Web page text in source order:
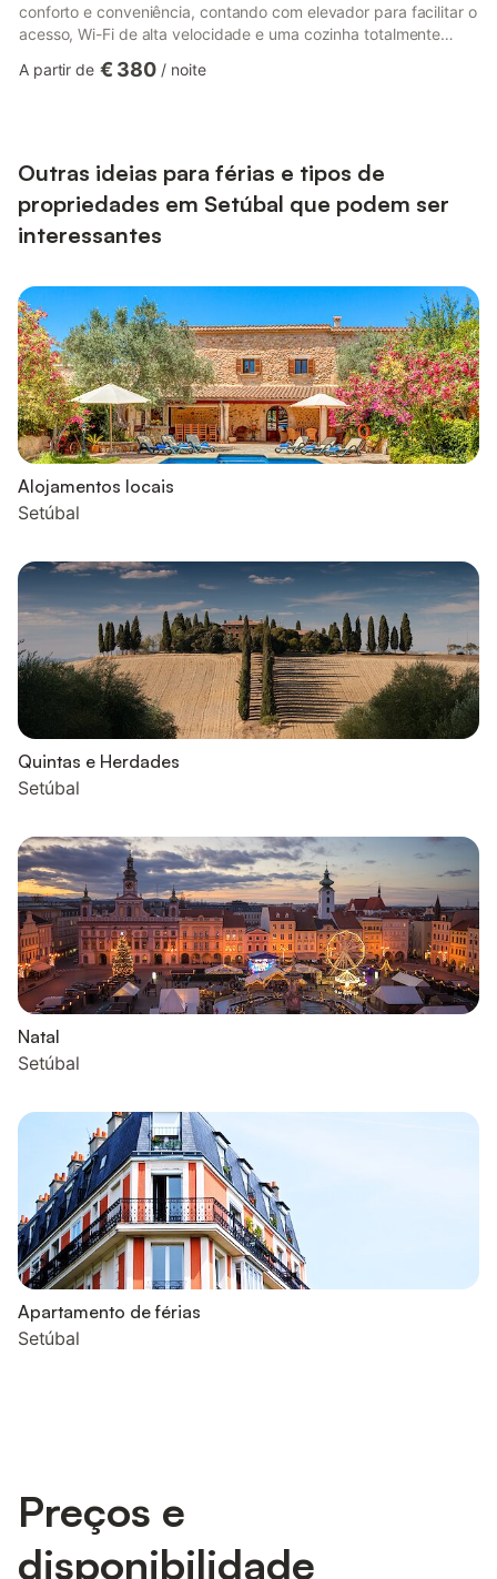
conforto e conveniência, contando com elevador para facilitar o
acesso, Wi-Fi de alta velocidade e uma cozinha totalmente
hóspedes encontrarão também todas as comodidades
gastronomia,...
A partir de € 380 / noite
Outras ideias para férias e tipos de
propriedades em Setúbal que podem ser
interessantes
Alojamentos locais
Setúbal
Quintas e Herdades
Setúbal
Natal
Setúbal
Apartamento de férias
Setúbal
Preços e
disponibilidade